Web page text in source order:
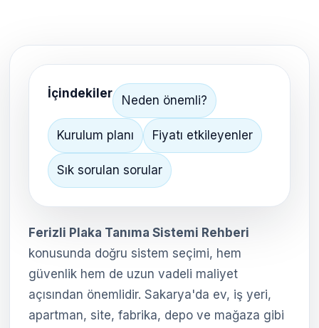
İçindekiler Neden önemli?
Kurulum planı Fiyatı etkileyenler
Sık sorulan sorular
Ferizli Plaka Tanıma Sistemi Rehberi
konusunda doğru sistem seçimi, hem
güvenlik hem de uzun vadeli maliyet
açısından önemlidir. Sakarya'da ev, iş yeri,
apartman, site, fabrika, depo ve mağaza gibi